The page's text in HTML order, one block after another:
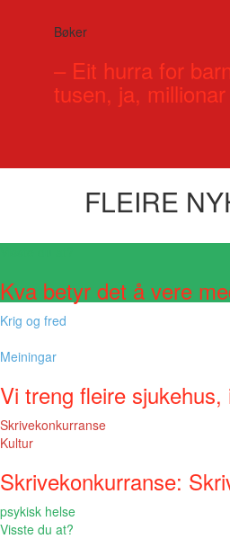
Bøker
– Eit hurra for
tusen, ja,
FLEIRE
Kva betyr det å vere
Krig og fred
Meiningar
Vi treng fleire
Skrivekonkurranse
Kultur
Skrivekonkurranse:
psykisk helse
Visste du at?